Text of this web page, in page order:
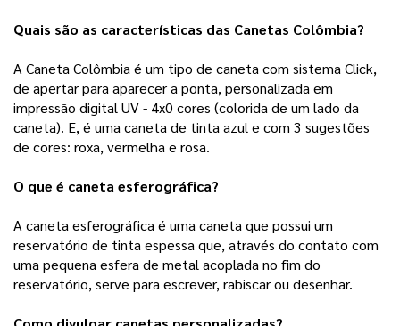
Quais são as características das Canetas Colômbia?
A Caneta Colômbia é um tipo de caneta com sistema Click,
de apertar para aparecer a ponta, personalizada em
impressão digital UV - 4x0 cores (colorida de um lado da
caneta). E, é uma caneta de tinta azul e com 3 sugestões
de cores: roxa, vermelha e rosa.
O que é caneta esferográfica?
A caneta esferográfica é uma caneta que possui um
reservatório de tinta espessa que, através do contato com
uma pequena esfera de metal acoplada no fim do
reservatório, serve para escrever, rabiscarou desenhar.